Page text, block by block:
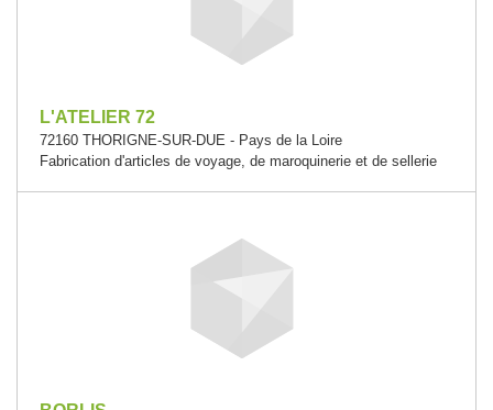
L'ATELIER 72
72160 THORIGNE-SUR-DUE - Pays de la Loire
Fabrication d'articles de voyage, de maroquinerie et de sellerie